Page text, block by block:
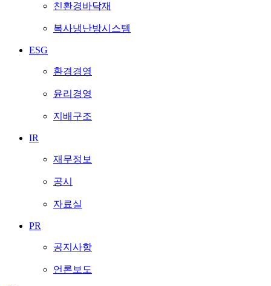
친환경바닥재
복사냉난방시스템
ESG
환경경영
윤리경영
지배구조
IR
재무정보
공시
자료실
PR
공지사항
언론보도